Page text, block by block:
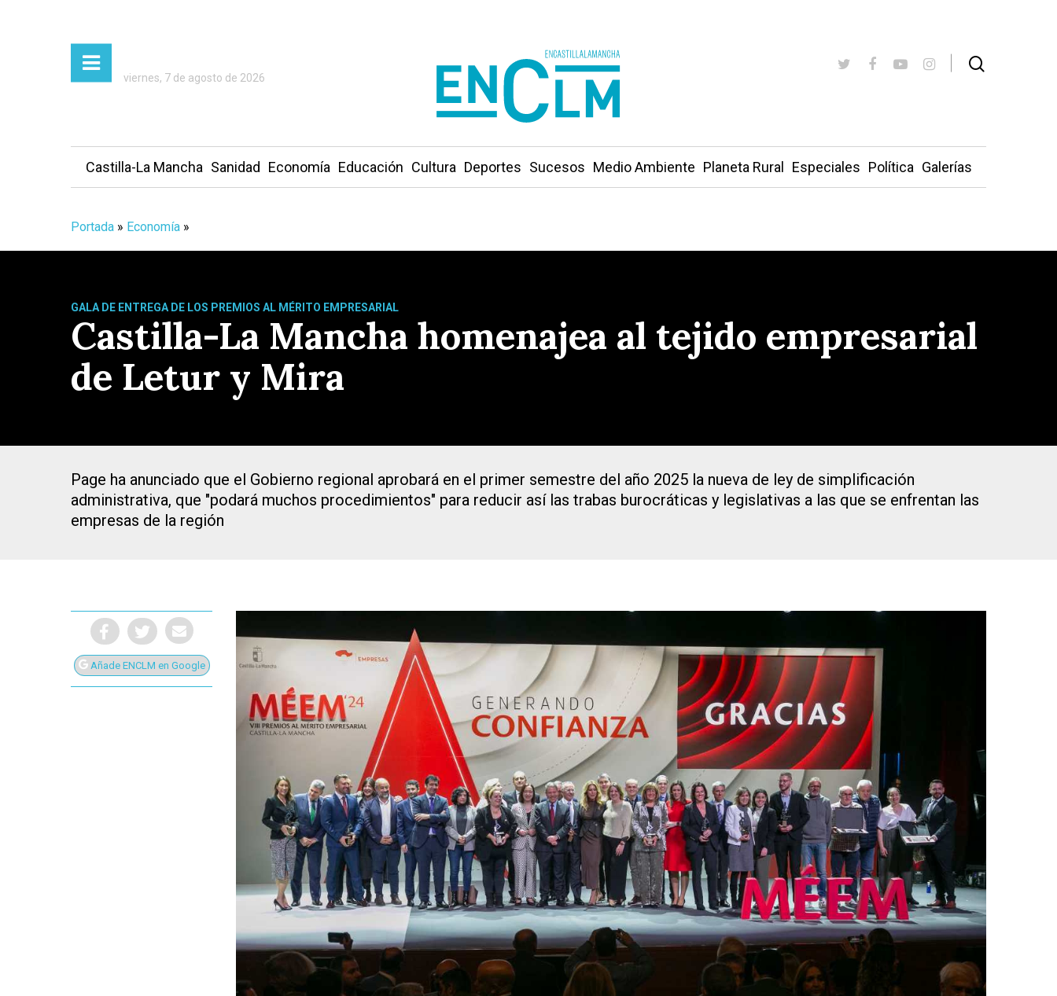
Presiona Intro para buscar o ESC para cerrar
viernes, 7 de agosto de 2026
Castilla-La Mancha Sanidad Economía Educación Cultura Deportes Sucesos Medio Ambiente Planeta Rural Especiales Política Galerías
Portada » Economía »
GALA DE ENTREGA DE LOS PREMIOS AL MÉRITO EMPRESARIAL
Castilla-La Mancha homenajea al tejido empresarial
de Letur y Mira
Page ha anunciado que el Gobierno regional aprobará en el primer semestre del año 2025 la nueva de ley de simplificación
administrativa, que "podará muchos procedimientos" para reducir así las trabas burocráticas y legislativas a las que se enfrentan las
empresas de la región
Añade ENCLM en Google